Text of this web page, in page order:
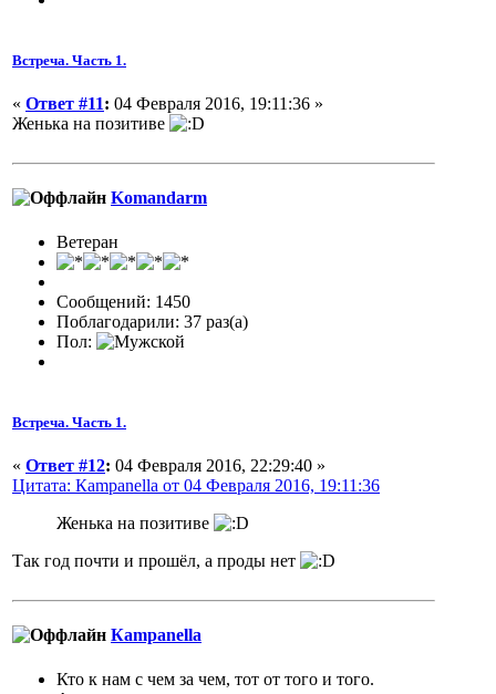
Встреча. Часть 1.
« Ответ #11: 04 Февраля 2016, 19:11:36 »
Женька на позитиве
Komandarm
Ветеран
Сообщений: 1450
Поблагодарили: 37 раз(а)
Пол:
Встреча. Часть 1.
« Ответ #12: 04 Февраля 2016, 22:29:40 »
Цитата: Кampanella от 04 Февраля 2016, 19:11:36
Женька на позитиве
Так год почти и прошёл, а проды нет
Кampanella
Кто к нам с чем за чем, тот от того и того.